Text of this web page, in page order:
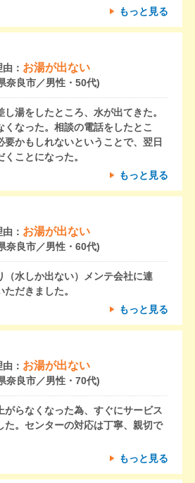
もっと見る
： お湯が出ない
奈良市／男性・50代)
湯をしたところ、水が出てきた。
くなった。相談の電話をしたとこ
要かもしれないということで、翌日
ことになった。
もっと見る
： お湯が出ない
奈良市／男性・60代)
（水しか出ない）メンテ会社に連
だきました。
もっと見る
： お湯が出ない
奈良市／男性・70代)
がらなくなった為、すぐにサービス
た。センターの対応は丁寧、親切で
もっと見る